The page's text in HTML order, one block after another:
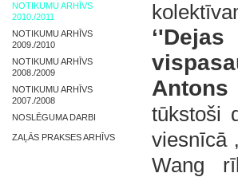
NOTIKUMU ARHĪVS
2010./2011
NOTIKUMU ARHĪVS
2009./2010
NOTIKUMU ARHĪVS
2008./2009
NOTIKUMU ARHĪVS
2007./2008
NOSLĒGUMA DARBI
ZAĻĀS PRAKSES ARHĪVS
Antons
tūkstoši
viesnīcā
Wang